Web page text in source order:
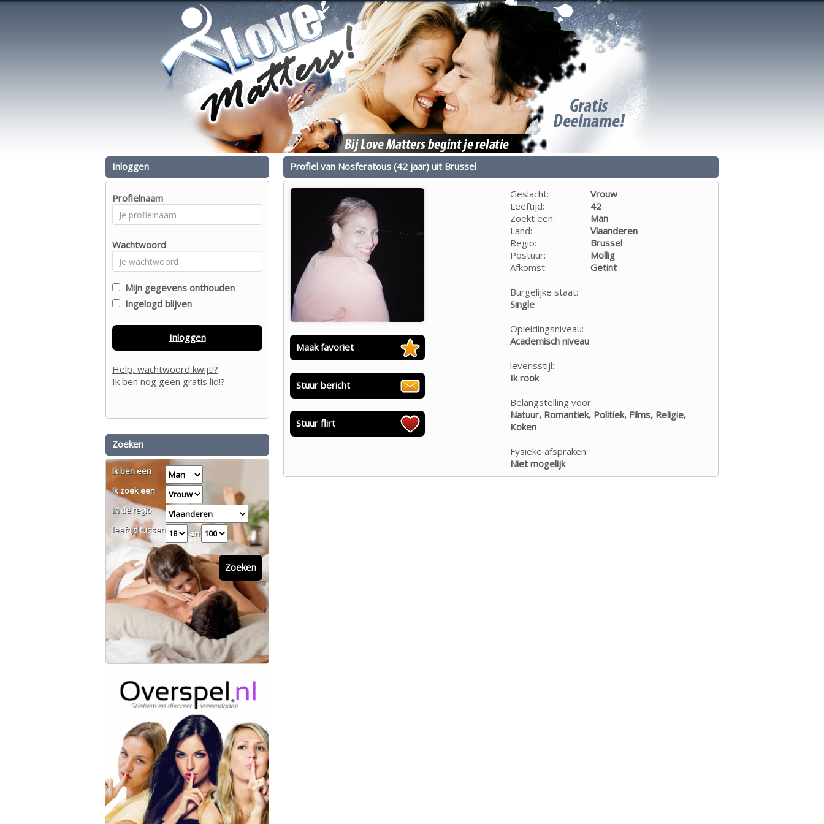
Profiel van Nosferatous (42 jaar) uit Brussel
Maak favoriet
Stuur bericht
Stuur flirt
Geslacht:
Vrouw
Leeftijd:
42
Zoekt een:
Man
Land:
Vlaanderen
Regio:
Brussel
Postuur:
Mollig
Afkomst:
Getint
Burgelijke staat:
Single
Opleidingsniveau:
Academisch niveau
levensstijl:
Ik rook
Belangstelling voor:
Natuur, Romantiek, Politiek, Films, Religie,
Koken
Fysieke afspraken:
Niet mogelijk
Inloggen
Profielnaam
Wachtwoord
Mijn gegevens onthouden
Ingelogd blijven
Inloggen
Help, wachtwoord kwijt!?
Ik ben nog geen gratis lid!?
Zoeken
Ik ben een
Ik zoek een
In de regio
leeftijd tussen
en
Zoeken